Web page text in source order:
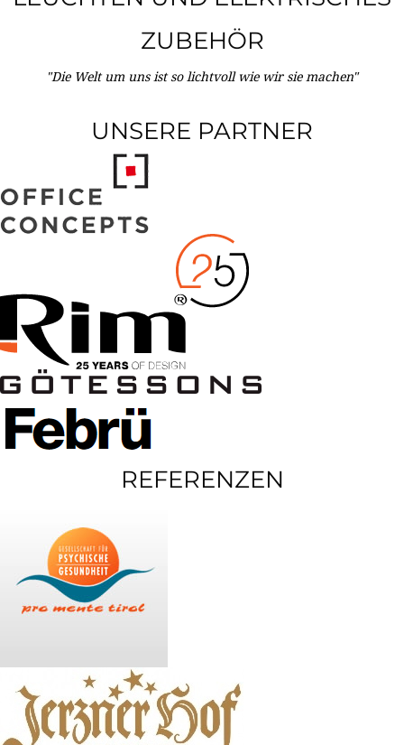
ZUBEHÖR
"Die Welt um uns ist so lichtvoll wie wir sie machen"
UNSERE PARTNER
REFERENZEN